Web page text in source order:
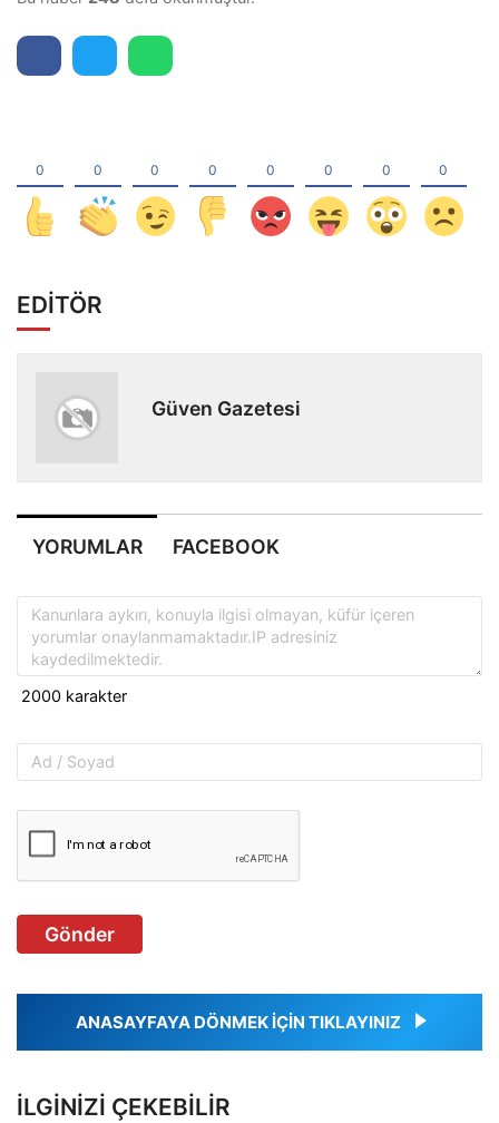
EDİTÖR
Güven Gazetesi
YORUMLAR FACEBOOK
Gönder
ANASAYFAYA DÖNMEK İÇİN TIKLAYINIZ
İLGINIZI ÇEKEBILIR